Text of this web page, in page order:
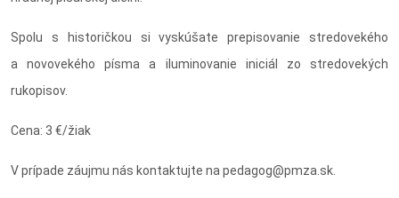
Spolu s historičkou si vyskúšate prepisovanie stredovekého
a novovekého písma a iluminovanie iniciál zo stredovekých
rukopisov.
Cena: 3 €/žiak
V prípade záujmu nás kontaktujte na pedagog@pmza.sk.